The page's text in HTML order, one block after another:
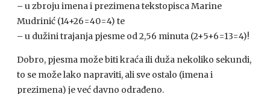
– u zbroju imena i prezimena tekstopisca Marine
Mudrinić (14+26=40=4) te
– u dužini trajanja pjesme od 2,56 minuta (2+5+6=13=4)!
Dobro, pjesma može biti kraća ili duža nekoliko sekundi,
to se može lako napraviti, ali sve ostalo (imena i
prezimena) je već davno odrađeno.